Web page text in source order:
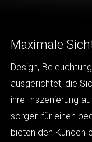
Maximale
Design,
ausgerichtet, die
ihre Inszenierung
sorgen für einen
bieten den Kunden